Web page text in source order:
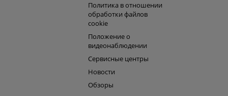
Политика в отношении
обработки файлов
cookie
Положение о
видеонаблюдении
Сервисные центры
Новости
Обзоры